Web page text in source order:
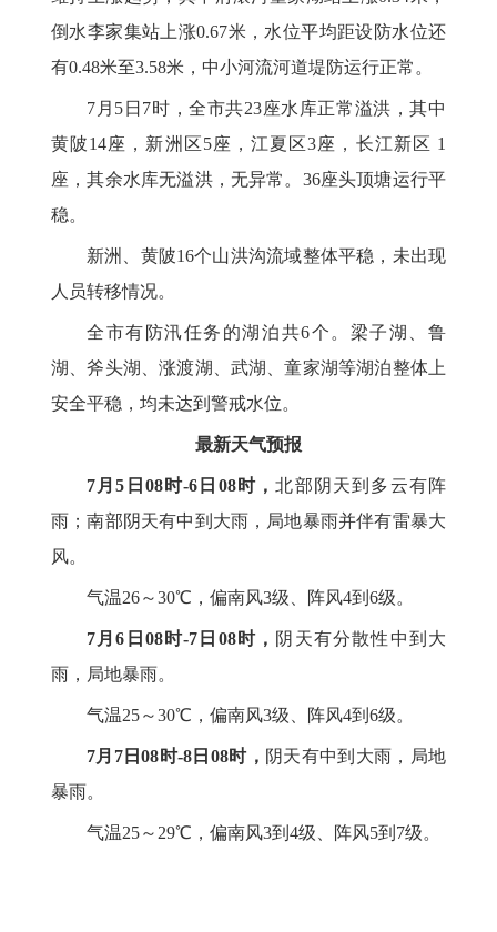
倒水李家集站上涨0.67米，水位平均距设防水位还
有0.48米至3.58米，中小河流河道堤防运行正常。
7月5日7时，全市共23座水库正常溢洪，其中
黄陂14座，新洲区5座，江夏区3座，长江新区 1
座，其余水库无溢洪，无异常。36座头顶塘运行平
稳。
新洲、黄陂16个山洪沟流域整体平稳，未出现
人员转移情况。
全市有防汛任务的湖泊共6个。梁子湖、鲁
湖、斧头湖、涨渡湖、武湖、童家湖等湖泊整体上
安全平稳，均未达到警戒水位。
最新天气预报
7月5日08时-6日08时，北部阴天到多云有阵
雨；南部阴天有中到大雨，局地暴雨并伴有雷暴大
风。
气温26～30℃，偏南风3级、阵风4到6级。
7月6日08时-7日08时， 阴天有分散性中到大
雨，局地暴雨。
气温25～30℃，偏南风3级、阵风4到6级。
7月7日08时-8日08时， 阴天有中到大雨，局地
暴雨。
气温25～29℃，偏南风3到4级、阵风5到7级。